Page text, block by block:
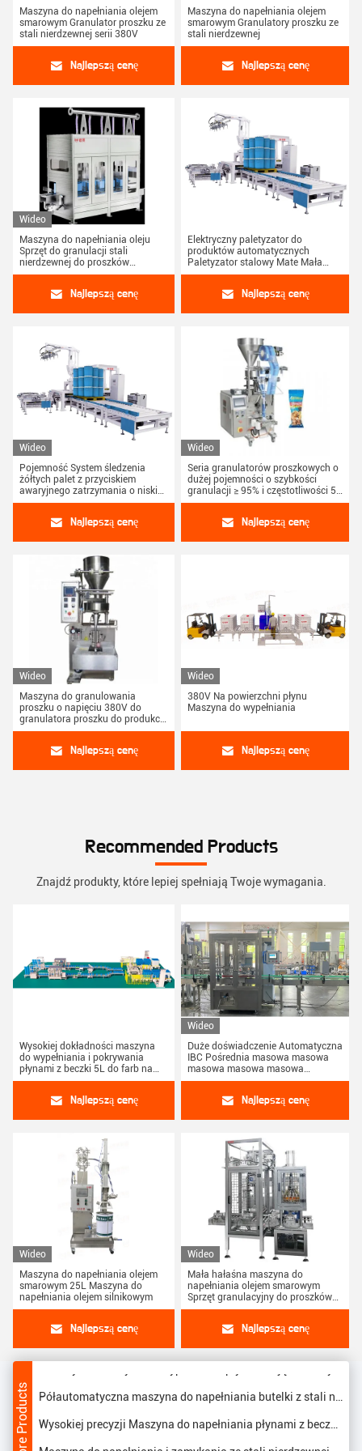
Maszyna do napełniania olejem
smarowym Granulator proszku ze
stali nierdzewnej serii 380V
Najlepszą cenę
Maszyna do napełniania olejem
smarowym Granulatory proszku ze
stali nierdzewnej
Najlepszą cenę
Wideo
Maszyna do napełniania oleju
Sprzęt do granulacji stali
nierdzewnej do proszków
1200*800*1500mm
Najlepszą cenę
Elektryczny paletyzator do
produktów automatycznych
Paletyzator stalowy Mate Mała
utrzymanie Szlifowa maszyna
Najlepszą cenę
Wideo
Pojemność System śledzenia
żółtych palet z przyciskiem
awaryjnego zatrzymania o niskiej
konserwacji - 380V napięcie
Najlepszą cenę
Wideo
Seria granulatorów proszkowych o
dużej pojemności o szybkości
granulacji ≥ 95% i częstotliwości 50
Hz
Najlepszą cenę
Wideo
Maszyna do granulowania
proszku o napięciu 380V do
granulatora proszku do produkcji
na dużą skalę
Najlepszą cenę
Wideo
380V Na powierzchni płynu
Maszyna do wypełniania
Najlepszą cenę
Recommended Products
Znajdź produkty, które lepiej spełniają Twoje wymagania.
Wysokiej dokładności maszyna
do wypełniania i pokrywania
płynami z beczki 5L do farb na
bazie wody
Najlepszą cenę
Wideo
Duże doświadczenie Automatyczna
IBC Pośrednia masowa masowa
masowa masowa masowa
masowa Maszyna do napełniania
Najlepszą cenę
Wideo
Maszyna do napełniania olejem
smarowym 25L Maszyna do
napełniania olejem silnikowym
Najlepszą cenę
Wideo
Mała hałaśna maszyna do
napełniania olejem smarowym
Sprzęt granulacyjny do proszków
380V napięcie
Najlepszą cenę
More Products
PLC sterowana automatyczna płynna maszyna do pakowania płynu automatyczna maszyna do napełniania płynu 5L beczki
4-12 dysze Maszyna do wypełniania płynów objętościowych serii 220V Maszyna do wypełniania i zakrywania płynów chemicznych